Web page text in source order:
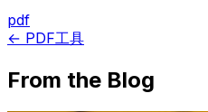
pdf
← PDF工具
From the Blog